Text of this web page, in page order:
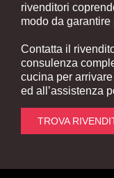
rivenditori
modo da
Contatta il
consulenza
cucina per
ed all’assistenza
TROVA